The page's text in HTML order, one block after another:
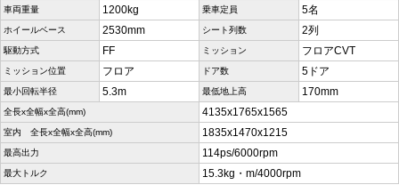
車両重量 1200kg 乗車定員 5名
ホイールベース 2530mm シート列数 2列
駆動方式 FF ミッション フロアCVT
ミッション位置 フロア ドア数 5ドア
最小回転半径 5.3m 最低地上高 170mm
全長x全幅x全高(mm) 4135x1765x1565
室内 全長x全幅x全高(mm) 1835x1470x1215
最高出力 114ps/6000rpm
最大トルク 15.3kg・m/4000rpm